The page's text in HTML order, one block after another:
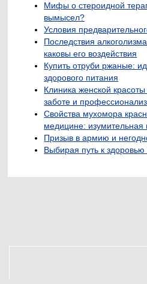
Мифы о стероидной
вымысел?
Условия
Последствия
каковы его воздействия
Купить отруби ржаные:
здорового питания
Клиника женской
заботе и
Свойства мухомора
медицине:
Призыв в армию и
Выбирая путь к